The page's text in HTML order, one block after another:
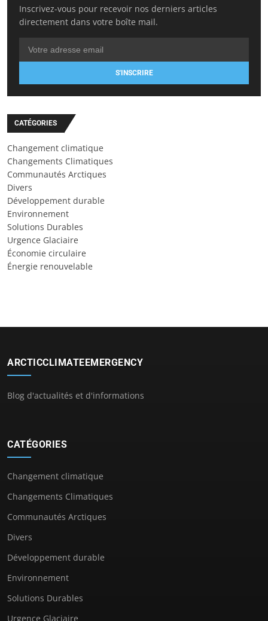
Inscrivez-vous pour recevoir nos derniers articles
directement dans votre boîte mail.
S'INSCRIRE
CATÉGORIES
Changement climatique
Changements Climatiques
Communautés Arctiques
Divers
Développement durable
Environnement
Solutions Durables
Urgence Glaciaire
Économie circulaire
Énergie renouvelable
ARCTICCLIMATEEMERGENCY
Blog d'actualités et d'informations
CATÉGORIES
Changement climatique
Changements Climatiques
Communautés Arctiques
Divers
Développement durable
Environnement
Solutions Durables
Urgence Glaciaire